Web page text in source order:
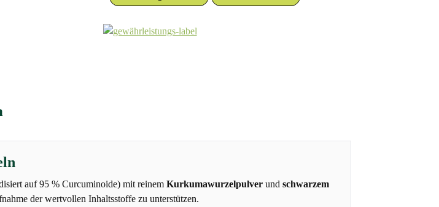
auf 95 % Curcuminoide) mit reinem Kurkumawurzelpulver und schwarzem
der wertvollen Inhaltsstoffe zu unterstützen.